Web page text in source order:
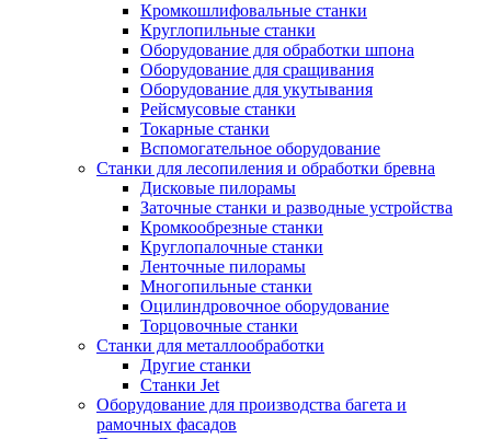
Кромкошлифовальные станки
Круглопильные станки
Оборудование для обработки шпона
Оборудование для сращивания
Оборудование для укутывания
Рейсмусовые станки
Токарные станки
Вспомогательное оборудование
Станки для лесопиления и обработки бревна
Дисковые пилорамы
Заточные станки и разводные устройства
Кромкообрезные станки
Круглопалочные станки
Ленточные пилорамы
Многопильные станки
Оцилиндровочное оборудование
Торцовочные станки
Станки для металлообработки
Другие станки
Станки Jet
Оборудование для производства багета и
рамочных фасадов